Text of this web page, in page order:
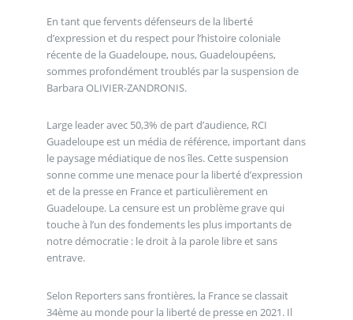
En tant que fervents défenseurs de la liberté
d’expression et du respect pour l’histoire coloniale
récente de la Guadeloupe, nous, Guadeloupéens,
sommes profondément troublés par la suspension de
Barbara OLIVIER-ZANDRONIS.
Large leader avec 50,3% de part d’audience, RCI
Guadeloupe est un média de référence, important dans
le paysage médiatique de nos îles. Cette suspension
sonne comme une menace pour la liberté d’expression
et de la presse en France et particulièrement en
Guadeloupe. La censure est un problème grave qui
touche à l’un des fondements les plus importants de
notre démocratie : le droit à la parole libre et sans
entrave.
Selon Reporters sans frontières, la France se classait
34ème au monde pour la liberté de presse en 2021. Il